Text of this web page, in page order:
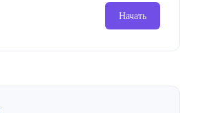
Начать